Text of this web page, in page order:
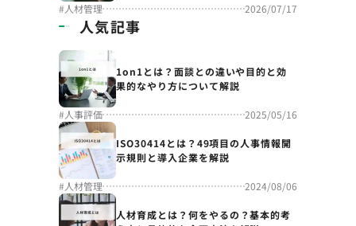
#人材管理 2026/07/17
人気記事
1on1とは？面談との違いや目的と効
果的なやり方について解説
#人事評価 2025/05/16
ISO30414とは？49項目の人事情報開
示規則と導入企業を解説
#人材管理 2024/08/06
人材育成とは？何をやるの？基本的考